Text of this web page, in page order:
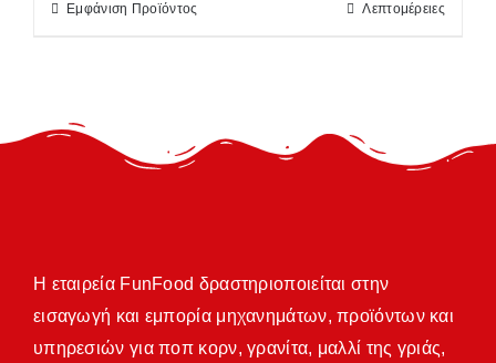
Εμφάνιση Προϊόντος Λεπτομέρειες
Η εταιρεία FunFood δραστηριοποιείται στην
εισαγωγή και εμπορία μηχανημάτων, προϊόντων και
υπηρεσιών για ποπ κορν, γρανίτα, μαλλί της γριάς,